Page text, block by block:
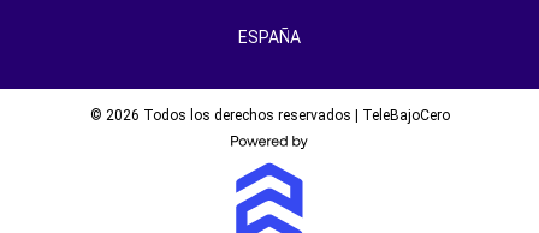
ESPAÑA
© 2026 Todos los derechos reservados | TeleBajoCero